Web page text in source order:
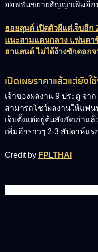
ออพชั่นขยายสัญญาเพิ่มอีก
ฮอยลุนด์ เปิดตัวผีแต่เจ็บอีก
แนะสามแดนกลาง แฟนตา
ฮาแลนด์ ไม่ได้ง้างซักดอก
เปิดเผยราคาแล้วแต่ยังใ
เจ้าของผลงาน 9 ประตู จา
สามารถโชว์ผลงานให้แฟน
เจ็บตั้งแต่อยู่ต้นสังกัดเก่าแ
เพิ่มอีกราวๆ 2-3 สัปดาห์แร
Credit by FPLTHAI